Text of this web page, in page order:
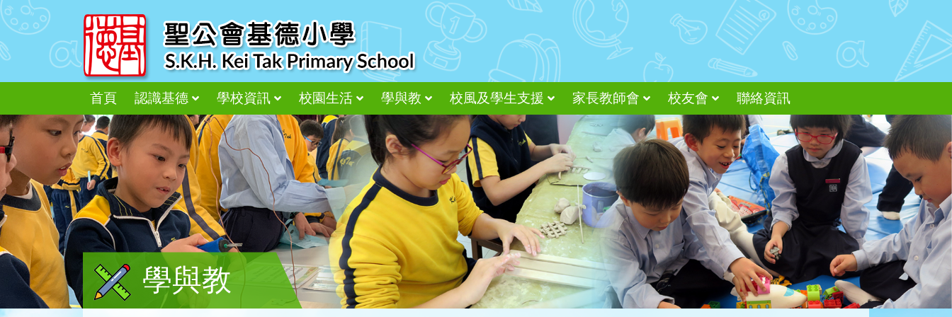
首頁 認識基德 學校資訊 校園生活 學與教 校風及學生支援 家長教師會 校友會 聯絡資訊
學與教